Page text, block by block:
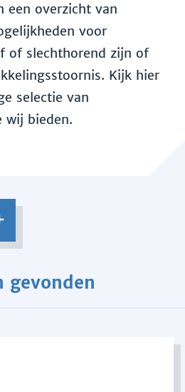
een overzicht van
voor
of slechthorend zijn of
Kijk hier
selectie van
wij bieden.
gevonden